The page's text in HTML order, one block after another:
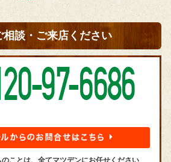
相談・ご来店ください
ことは、全てマツデンにお任せください